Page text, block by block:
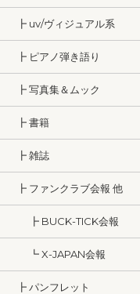
┣ uv/ヴィジュアル系
┣ ピアノ弾き語り
┣ 写真集＆ムック
┣ 書籍
┣ 雑誌
┣ ファンクラブ会報 他
┣ BUCK-TICK会報
┗ X-JAPAN会報
┣ パンフレット